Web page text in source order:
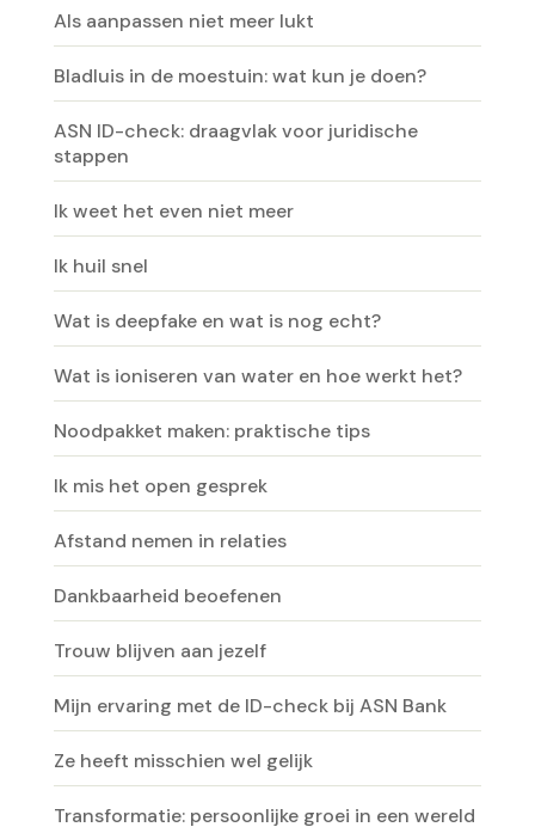
Als aanpassen niet meer lukt
Bladluis in de moestuin: wat kun je doen?
ASN ID-check: draagvlak voor juridische
stappen
Ik weet het even niet meer
Ik huil snel
Wat is deepfake en wat is nog echt?
Wat is ioniseren van water en hoe werkt het?
Noodpakket maken: praktische tips
Ik mis het open gesprek
Afstand nemen in relaties
Dankbaarheid beoefenen
Trouw blijven aan jezelf
Mijn ervaring met de ID-check bij ASN Bank
Ze heeft misschien wel gelijk
Transformatie: persoonlijke groei in een wereld